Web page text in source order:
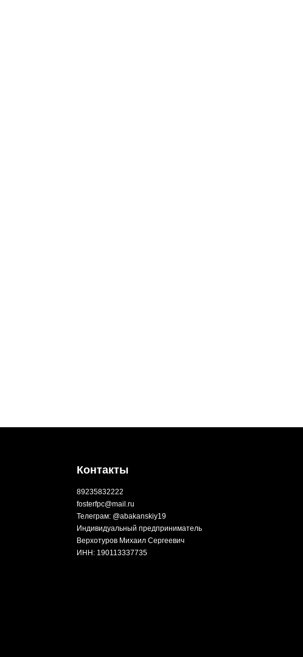
Контакты
89235832222
fosterfpc@mail.ru
Телеграм: @abakanskiy19
Индивидуальный предприниматель
Верхотуров Михаил Сергеевич
ИНН: 190113337735